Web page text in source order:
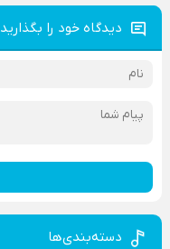
دیدگاه خود را بگذارید
دسته‌بندی‌ها